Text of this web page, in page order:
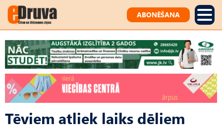
ABONĒŠANA
Tēviem atliek laiks dēliem